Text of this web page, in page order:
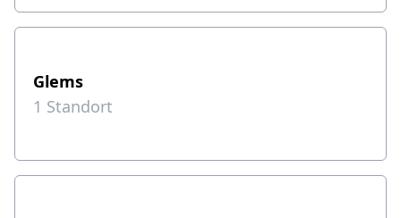
Glems
1 Standort